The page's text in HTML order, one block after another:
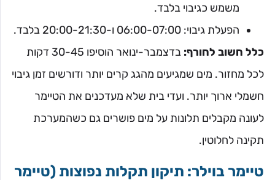
משמש כגיבוי בלבד.
הפעלת גיבוי: 06:00-07:00 ו-20:00-21:30 בלבד.
כלל חשוב לחורף:
בדצמבר-ינואר הוסיפו 30-45 דקות
לכל מחזור. מים שמגיעים מהגג קרים יותר ודורשים זמן גיבוי
חשמלי ארוך יותר. ועדי בית שלא מעדכנים את הטיימר
לעונה מקבלים תלונות על מים פושרים גם כשהמערכת
תקינה לחלוטין.
טיימר בוילר: תיקון תקלות נפוצות (טיימר